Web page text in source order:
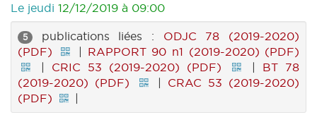
Le jeudi 12/12/2019 à 09:00
5 publications liées : ODJC 78 (2019-2020)
(PDF)
| RAPPORT 90 n1 (2019-2020) (PDF)
| CRIC 53 (2019-2020) (PDF) | BT 78
(2019-2020) (PDF)
| CRAC 53 (2019-2020)
(PDF)
|